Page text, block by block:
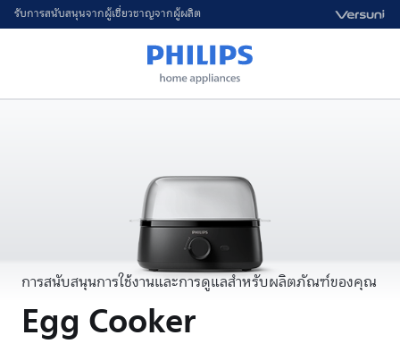
รับการสนับสนุนจากผู้เชี่ยวชาญจากผู้ผลิต
การสนับสนุนการใช้งานและการดูแลสำหรับผลิตภัณฑ์ของคุณ
Egg Cooker